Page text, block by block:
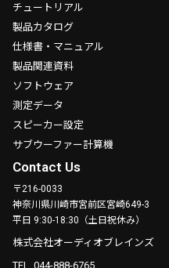
チュートリアル
製品カタログ
仕様書・マニュアル
製品関連資料
ソフトウェア
測定データ
スピーカー設定
サブウーファー計算機
Contact Us
〒216-0033
神奈川県川崎市宮前区宮崎649-3
平日 9:30-18:30（土日祝休み）
株式会社オーディオブレインズ
TEL. 044-888-6765